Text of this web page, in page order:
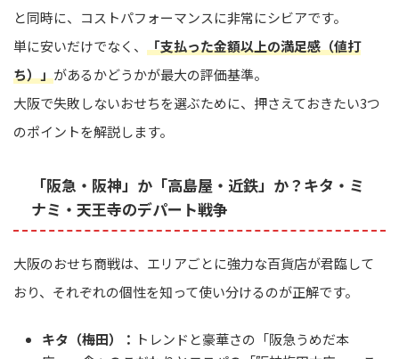
と同時に、コストパフォーマンスに非常にシビアです。
単に安いだけでなく、 「支払った金額以上の満足感（値打
ち）」があるかどうかが最大の評価基準。
大阪で失敗しないおせちを選ぶために、押さえておきたい3つ
のポイントを解説します。
「阪急・阪神」か「高島屋・近鉄」か？キタ・ミ
ナミ・天王寺のデパート戦争
大阪のおせち商戦は、エリアごとに強力な百貨店が君臨して
おり、それぞれの個性を知って使い分けるのが正解です。
キタ（梅田）： トレンドと豪華さの「阪急うめだ本